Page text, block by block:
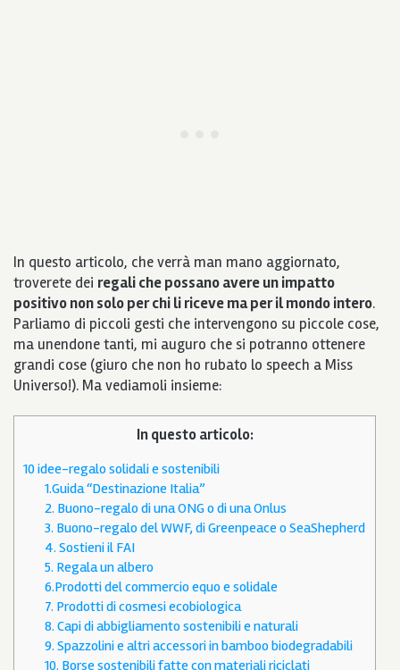
In questo articolo, che verrà man mano aggiornato,
troverete dei regali che possano avere un impatto
positivo non solo per chi li riceve ma per il mondo intero.
Parliamo di piccoli gesti che intervengono su piccole cose,
ma unendone tanti, mi auguro che si potranno ottenere
grandi cose (giuro che non ho rubato lo speech a Miss
Universo!). Ma vediamoli insieme:
In questo articolo:
10 idee-regalo solidali e sostenibili
1.Guida “Destinazione Italia”
2. Buono-regalo di una ONG o di una Onlus
3. Buono-regalo del WWF, di Greenpeace o SeaShepherd
4. Sostieni il FAI
5. Regala un albero
6.Prodotti del commercio equo e solidale
7. Prodotti di cosmesi ecobiologica
8. Capi di abbigliamento sostenibili e naturali
9. Spazzolini e altri accessori in bamboo biodegradabili
10. Borse sostenibili fatte con materiali riciclati